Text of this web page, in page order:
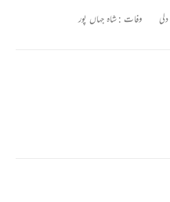
دلی وفات :شاہ جہاں پور